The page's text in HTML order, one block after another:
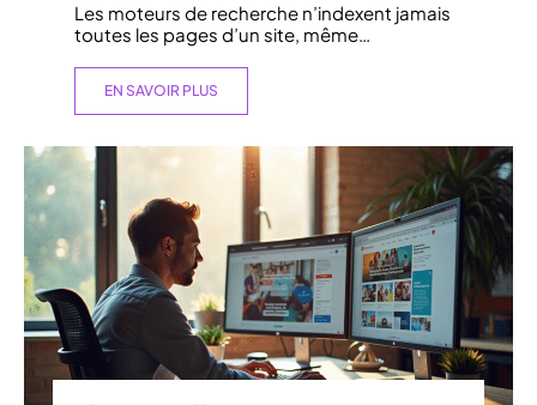
Les moteurs de recherche n’indexent jamais
toutes les pages d’un site, même…
EN SAVOIR PLUS